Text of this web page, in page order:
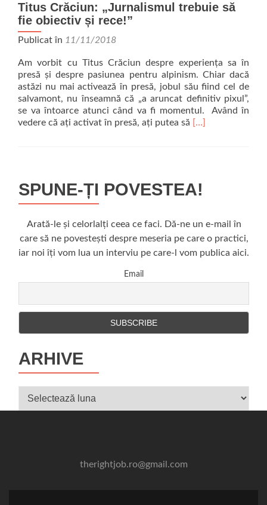
Titus Crăciun: „Jurnalismul trebuie să
fie obiectiv și rece!”
Publicat în 11/11/2018
Am vorbit cu Titus Crăciun despre experiența sa în
presă și despre pasiunea pentru alpinism. Chiar dacă
astăzi nu mai activează în presă, jobul său fiind cel de
salvamont, nu înseamnă că „a aruncat definitiv pixul”,
se va întoarce atunci când va fi momentul. Având în
vedere că ați activat în presă, ați putea să Read
„Jurnalismul
trebuie
obiectiv
și
rece!”
[…]
SPUNE-ȚI POVESTEA!
Arată-le și celorlalți ceea ce faci. Dă-ne un e-mail în
care să ne povestești despre meseria pe care o practici,
iar noi îți vom lua un interviu pe care-l vom publica aici.
Email
ARHIVE
Arhive
therightjob.ro@gmail.com